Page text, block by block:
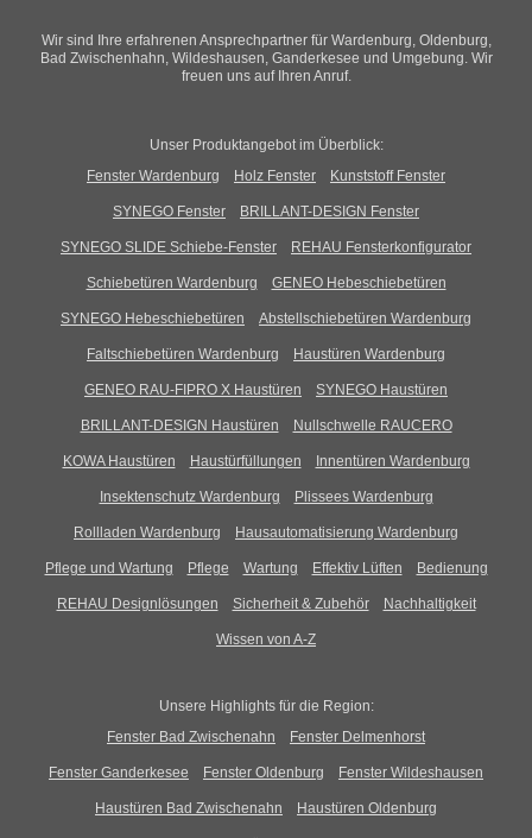
Wir sind Ihre erfahrenen Ansprechpartner für Wardenburg, Oldenburg,
Bad Zwischenhahn, Wildeshausen, Ganderkesee und Umgebung. Wir
freuen uns auf Ihren Anruf.
Unser Produktangebot im Überblick:
Fenster Wardenburg
Holz Fenster Kunststoff Fenster
SYNEGO Fenster BRILLANT-DESIGN Fenster
SYNEGO SLIDE Schiebe-Fenster REHAU Fensterkonfigurator
Schiebetüren Wardenburg GENEO Hebeschiebetüren
SYNEGO Hebeschiebetüren Abstellschiebetüren Wardenburg
Faltschiebetüren Wardenburg Haustüren Wardenburg
GENEO RAU-FIPRO X Haustüren SYNEGO Haustüren
BRILLANT-DESIGN Haustüren Nullschwelle RAUCERO
KOWA Haustüren Haustürfüllungen Innentüren Wardenburg
Insektenschutz Wardenburg Plissees Wardenburg
Rollladen Wardenburg Hausautomatisierung Wardenburg
Pflege und Wartung Pflege Wartung Effektiv Lüften Bedienung
REHAU Designlösungen Sicherheit & Zubehör Nachhaltigkeit
Wissen von A-Z
Unsere Highlights für die Region:
Fenster Bad Zwischenahn
Fenster Delmenhorst
Fenster Ganderkesee Fenster Oldenburg Fenster Wildeshausen
Haustüren Bad Zwischenahn Haustüren Oldenburg